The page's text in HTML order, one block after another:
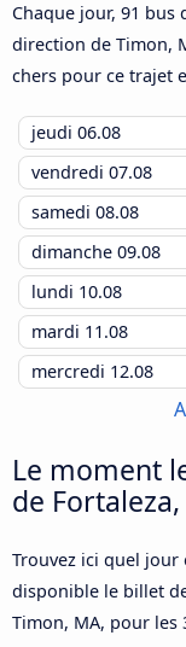
Chaque jour, 91 bus
direction de Timon,
chers pour ce trajet
jeudi 06.08
vendredi 07.08
samedi 08.08
dimanche 09.08
lundi 10.08
mardi 11.08
mercredi 12.08
Le moment
de
Trouvez ici quel
disponible le billet
Timon, MA, pour les